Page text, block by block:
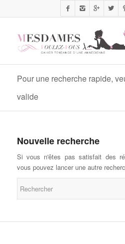
Pour une recherche rapide,
valide
Nouvelle recherche
Si vous n'êtes pas satisfait des
vous pouvez lancer une autre